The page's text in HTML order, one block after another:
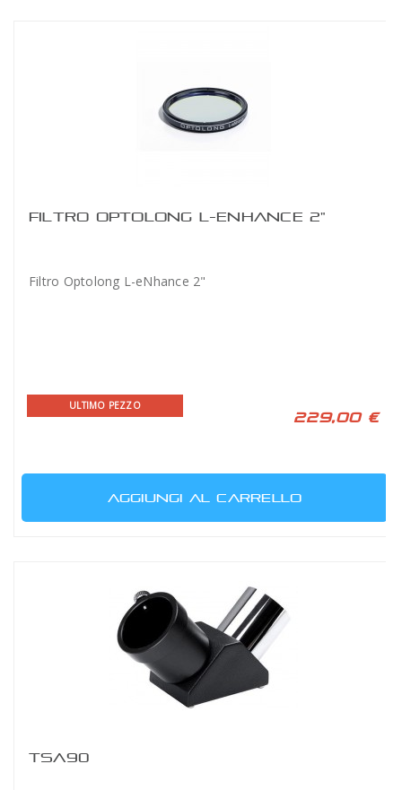
FILTRO OPTOLONG L-ENHANCE 2"
Filtro Optolong L-eNhance 2"
ULTIMO PEZZO
229,00 €
AGGIUNGI AL CARRELLO
TSA90